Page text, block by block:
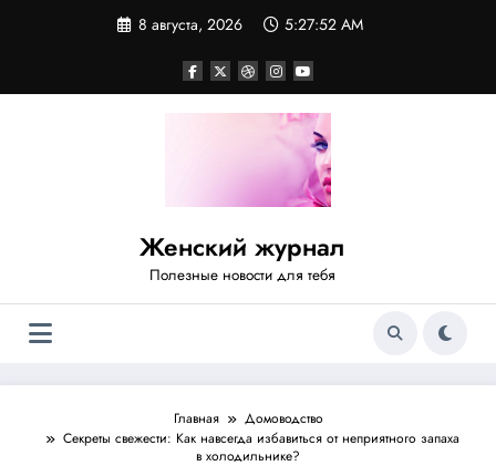
8 августа, 2026 5:27:53 AM
Женский журнал
Полезные новости для тебя
Главная
Домоводство
Секреты свежести: Как навсегда избавиться от неприятного запаха
в холодильнике?